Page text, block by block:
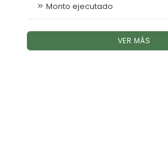
Monto ejecutado
VER MÁS